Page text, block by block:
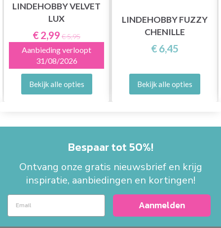
LINDEHOBBY VELVET
LUX
€ 2,99 € 5,95
Aanbieding verloopt
31/08/2026
Bekijk alle opties
LINDEHOBBY FUZZY
CHENILLE
€ 6,45
Bekijk alle opties
Bespaar tot 50%!
Ontvang onze gratis nieuwsbrief en krijg
inspiratie, aanbiedingen en kortingen!
Aanmelden